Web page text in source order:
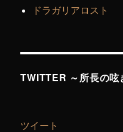
ドラガリアロスト
TWITTER ～所長の呟
ツイート